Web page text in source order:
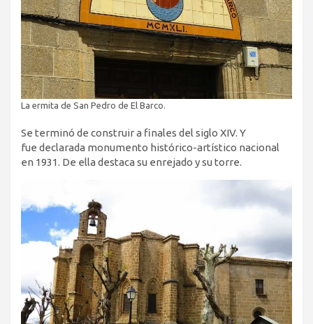
La ermita de San Pedro de El Barco.
Se terminó de construir a finales del siglo XIV. Y
fue declarada monumento histórico-artístico nacional
en 1931. De ella destaca su enrejado y su torre.